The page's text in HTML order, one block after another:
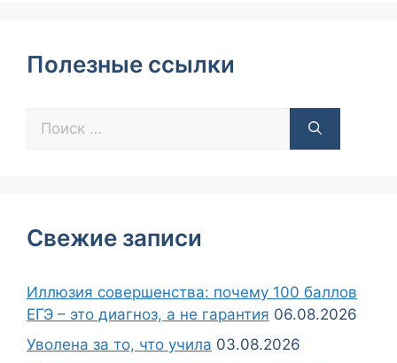
Полезные ссылки
Свежие записи
Иллюзия совершенства: почему 100 баллов
ЕГЭ – это диагноз, а не гарантия 06.08.2026
Уволена за то, что учила 03.08.2026